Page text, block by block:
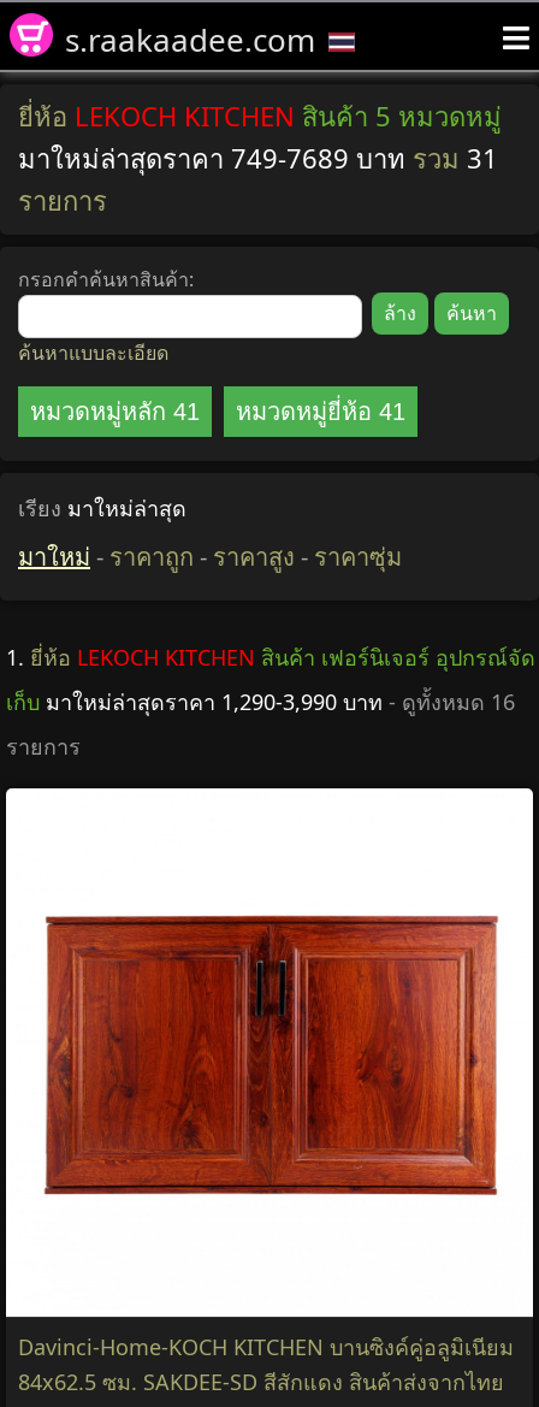
s.raakaadee.com
ยี่ห้อ LEKOCH KITCHEN สินค้า 5 หมวดหมู่
มาใหม่ล่าสุดราคา 749-7689 บาท รวม 31
รายการ
กรอกคำค้นหาสินค้า:
ค้นหาแบบละเอียด
หมวดหมู่หลัก 41 หมวดหมู่ยี่ห้อ 41
เรียง มาใหม่ล่าสุด
มาใหม่ - ราคาถูก - ราคาสูง - ราคาซุ่ม
1. ยี่ห้อ LEKOCH KITCHEN สินค้า เฟอร์นิเจอร์ อุปกรณ์จัด
เก็บ มาใหม่ล่าสุดราคา 1,290-3,990 บาท - ดูทั้งหมด 16
รายการ
Davinci-Home-KOCH KITCHEN บานซิงค์คู่อลูมิเนียม
84x62.5 ซม. SAKDEE-SD สีสักแดง สินค้าส่งจากไทย